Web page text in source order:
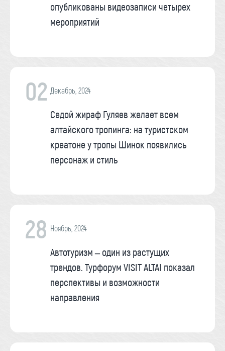
опубликованы видеозаписи четырех
мероприятий
02 Декабрь, 2024
Седой жираф Гуляев желает всем
алтайского тропинга: на туристском
креатоне у тропы Шинок появились
персонаж и стиль
28 Ноябрь, 2024
Автотуризм – один из растущих
трендов. Турфорум VISIT ALTAI показал
перспективы и возможности
направления